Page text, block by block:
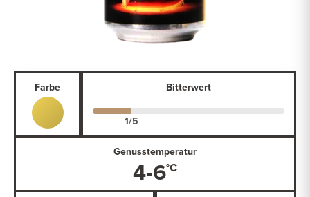
Farbe Bitterwert
Genusstemperatur
4-6